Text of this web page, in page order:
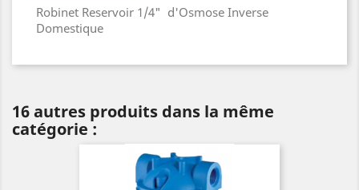
Robinet Reservoir 1/4" d'Osmose Inverse
Domestique
16 autres produits dans la même
catégorie :